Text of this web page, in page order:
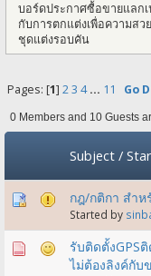
บอร์ดประกาศซื้อขายแลก
กับการตกแต่งเพื่อความส
ชุดแต่งรอบคัน
Pages: [1] 2 3 4 ... 11 Go
0 Members and 10 Guests
Subject /
กฎ​/กติกา สำห
Started by
รับติดตั้งGPS
ไม่ต้องลิงค์กับ